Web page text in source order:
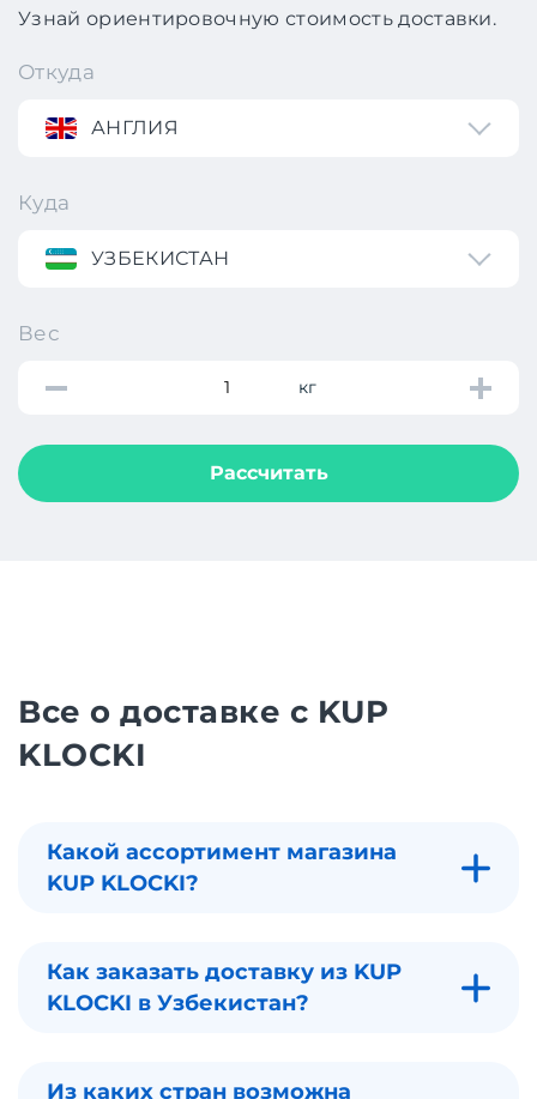
Узнай ориентировочную стоимость доставки.
Откуда
АНГЛИЯ
Куда
УЗБЕКИСТАН
Вес
кг
Рассчитать
Все о доставке с KUP
KLOCKI
Какой ассортимент магазина
KUP KLOCKI?
Как заказать доставку из KUP
KLOCKI в Узбекистан?
Из каких стран возможна